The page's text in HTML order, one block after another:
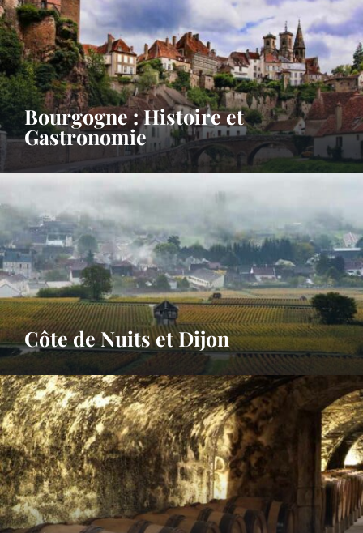
Bourgogne : Histoire et
Gastronomie
Côte de Nuits et Dijon